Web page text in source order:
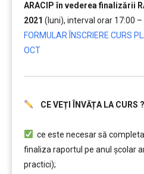
ARACIP în vederea finalizării
2021 (luni), interval orar 17:00 –
FORMULAR ÎNSCRIERE CURS
OCT
CE VEȚI ÎNVĂȚA LA CURS ?
ce este necesar să
finaliza raportul pe anul şcolar
practici);